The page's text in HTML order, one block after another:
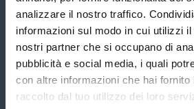
analizzare il nostro traffico.
informazioni sul modo in cui utilizzi
nostri partner che si occupano di
pubblicità e social media, i quali
con altre informazioni che hai fornito
raccolto dal tuo utilizzo dei loro